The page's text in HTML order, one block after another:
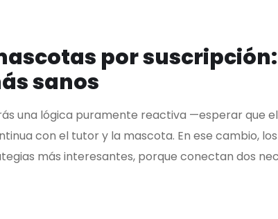
por
sanos
una lógica puramente reactiva —esperar que
con el tutor y la mascota. En ese cambio,
más interesantes, porque conectan dos